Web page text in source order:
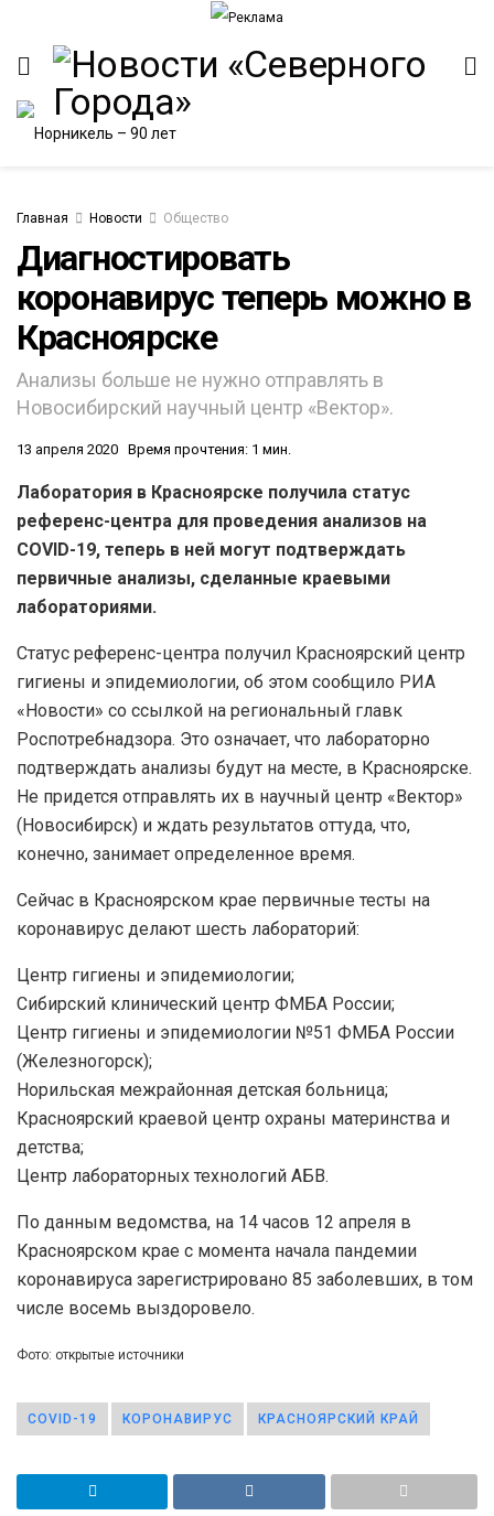
Главная Новости Общество
Диагностировать
коронавирус теперь можно в
Красноярске
Анализы больше не нужно отправлять в
Новосибирский научный центр «Вектор».
13 апреля 2020 Время прочтения: 1 мин.
Лаборатория в Красноярске получила статус
референс-центра для проведения анализов на
COVID-19, теперь в ней могут подтверждать
первичные анализы, сделанные краевыми
лабораториями.
Статус референс-центра получил Красноярский центр
гигиены и эпидемиологии, об этом сообщило РИА
«Новости» со ссылкой на региональный главк
Роспотребнадзора. Это означает, что лабораторно
подтверждать анализы будут на месте, в Красноярске.
Не придется отправлять их в научный центр «Вектор»
(Новосибирск) и ждать результатов оттуда, что,
конечно, занимает определенное время.
Сейчас в Красноярском крае первичные тесты на
коронавирус делают шесть лабораторий:
Центр гигиены и эпидемиологии;
Сибирский клинический центр ФМБА России;
Центр гигиены и эпидемиологии №51 ФМБА России
(Железногорск);
Норильская межрайонная детская больница;
Красноярский краевой центр охраны материнства и
детства;
Центр лабораторных технологий АБВ.
По данным ведомства, на 14 часов 12 апреля в
Красноярском крае с момента начала пандемии
коронавируса зарегистрировано 85 заболевших, в том
числе восемь выздоровело.
Фото: открытые источники
COVID-19 КОРОНАВИРУС КРАСНОЯРСКИЙ КРАЙ